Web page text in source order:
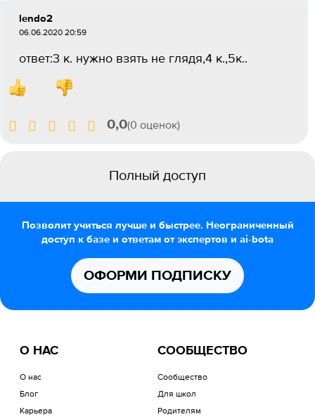
lendo2
06.06.2020 20:59
ответ:3 к. нужно взять не глядя,4 к.,5к..
0,0(0 оценок)
Полный доступ
Позволит учиться лучше и быстрее. Неограниченный
доступ к базе и ответам от экспертов и ai-bota
ОФОРМИ ПОДПИСКУ
О НАС
О нас
Блог
Карьера
СООБЩЕСТВО
Сообщество
Для школ
Родителям